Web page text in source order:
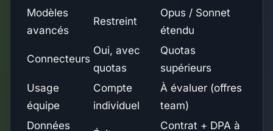
Modèles
avancés
Restreint
Opus / Sonnet
étendu
Connecteurs
Oui, avec
quotas
Quotas
supérieurs
Usage
équipe
Compte
individuel
À évaluer (offres
team)
Données
Contrat + DPA à